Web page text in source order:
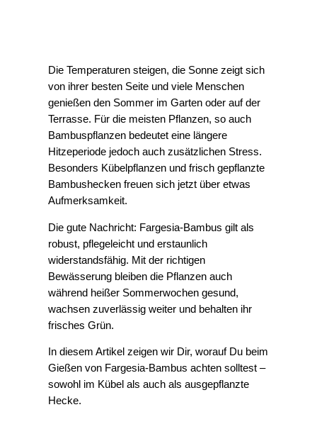
Die Temperaturen steigen, die Sonne zeigt sich
von ihrer besten Seite und viele Menschen
genießen den Sommer im Garten oder auf der
Terrasse. Für die meisten Pflanzen, so auch
Bambuspflanzen bedeutet eine längere
Hitzeperiode jedoch auch zusätzlichen Stress.
Besonders Kübelpflanzen und frisch gepflanzte
Bambushecken freuen sich jetzt über etwas
Aufmerksamkeit.
Die gute Nachricht: Fargesia-Bambus gilt als
robust, pflegeleicht und erstaunlich
widerstandsfähig. Mit der richtigen
Bewässerung bleiben die Pflanzen auch
während heißer Sommerwochen gesund,
wachsen zuverlässig weiter und behalten ihr
frisches Grün.
In diesem Artikel zeigen wir Dir, worauf Du beim
Gießen von Fargesia-Bambus achten solltest –
sowohl im Kübel als auch als ausgepflanzte
Hecke.